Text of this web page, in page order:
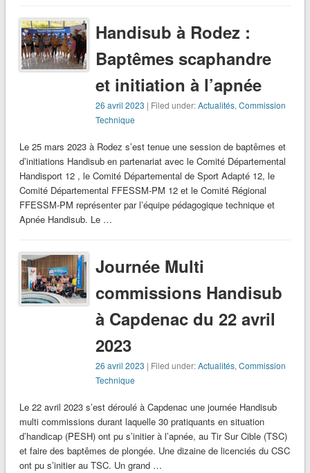
Handisub à Rodez :
Baptêmes scaphandre
et initiation à l’apnée
26 avril 2023 | Filed under:Actualités,Commission
Technique
Le 25 mars 2023 à Rodez s’est tenue une session de baptêmes et
d’initiations Handisub en partenariat avec le Comité Départemental
Handisport 12 , le Comité Départemental de Sport Adapté 12, le
Comité Départemental FFESSM-PM 12 et le Comité Régional
FFESSM-PM représenter par l’équipe pédagogique technique et
Apnée Handisub. Le …
Journée Multi
commissions Handisub
à Capdenac du 22 avril
2023
26 avril 2023 | Filed under:Actualités,Commission
Technique
Le 22 avril 2023 s’est déroulé à Capdenac une journée Handisub
multi commissions durant laquelle 30 pratiquants en situation
d’handicap (PESH) ont pu s’initier à l’apnée, au Tir Sur Cible (TSC)
et faire des baptêmes de plongée. Une dizaine de licenciés du CSC
ont pu s’initier au TSC. Un grand …